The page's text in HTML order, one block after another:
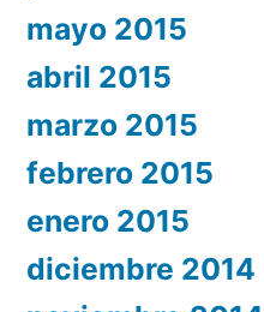
mayo 2015
abril 2015
marzo 2015
febrero 2015
enero 2015
diciembre 2014